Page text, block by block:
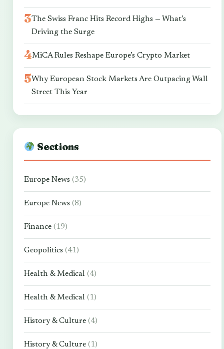
The Swiss Franc Hits Record Highs — What’s
Driving the Surge
MiCA Rules Reshape Europe’s Crypto Market
Why European Stock Markets Are Outpacing Wall
Street This Year
Sections
Europe News (35)
Europe News (8)
Finance (19)
Geopolitics (41)
Health & Medical (4)
Health & Medical (1)
History & Culture (4)
History & Culture (1)